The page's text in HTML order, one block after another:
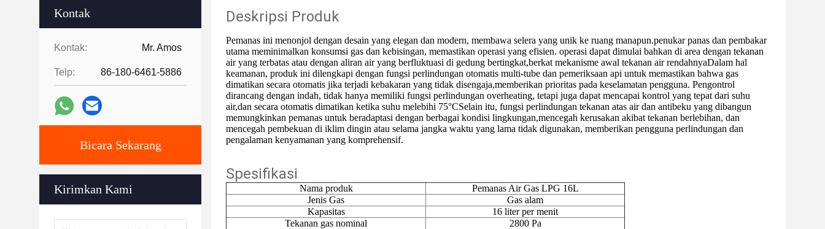
Kontak
Kontak: Mr. Amos
Telp: 86-180-6461-5886
Bicara Sekarang
Kirimkan Kami
Deskripsi Produk
Pemanas ini menonjol dengan desain yang elegan dan modern, membawa selera yang unik ke ruang manapun.penukar panas dan pembakar
utama meminimalkan konsumsi gas dan kebisingan, memastikan operasi yang efisien. operasi dapat dimulai bahkan di area dengan tekanan
air yang terbatas atau dengan aliran air yang berfluktuasi di gedung bertingkat,berkat mekanisme awal tekanan air rendahnyaDalam hal
keamanan, produk ini dilengkapi dengan fungsi perlindungan otomatis multi-tube dan pemeriksaan api untuk memastikan bahwa gas
dimatikan secara otomatis jika terjadi kebakaran yang tidak disengaja,memberikan prioritas pada keselamatan pengguna. Pengontrol
dirancang dengan indah, tidak hanya memiliki fungsi perlindungan overheating, tetapi juga dapat mencapai kontrol yang tepat dari suhu
air,dan secara otomatis dimatikan ketika suhu melebihi 75°CSelain itu, fungsi perlindungan tekanan atas air dan antibeku yang dibangun
memungkinkan pemanas untuk beradaptasi dengan berbagai kondisi lingkungan,mencegah kerusakan akibat tekanan berlebihan, dan
mencegah pembekuan di iklim dingin atau selama jangka waktu yang lama tidak digunakan, memberikan pengguna perlindungan dan
pengalaman kenyamanan yang komprehensif.
Spesifikasi
Nama produk
Pemanas Air Gas LPG 16L
Jenis Gas
Gas alam
Kapasitas
16 liter per menit
Tekanan gas nominal
2800 Pa